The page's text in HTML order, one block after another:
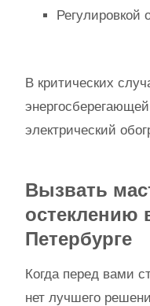
Регулировкой
В критических
электрический
Вызвать
остеклению
Петербурге
Когда перед вами
нет лучшего